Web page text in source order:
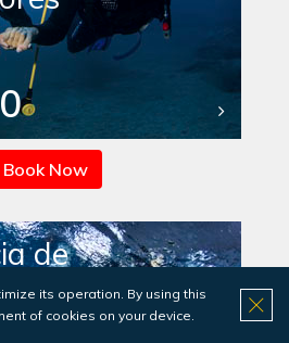
Book Now
de
its operation. By using this
of cookies on your device.